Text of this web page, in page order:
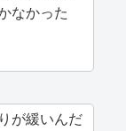
なかった
が緩いんだ